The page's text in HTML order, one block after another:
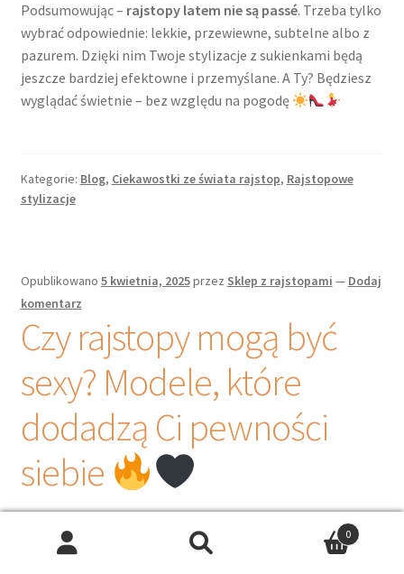
Podsumowując – rajstopy latem nie są passé. Trzeba tylko
wybrać odpowiednie: lekkie, przewiewne, subtelne albo z
pazurem. Dzięki nim Twoje stylizacje z sukienkami będą
jeszcze bardziej efektowne i przemyślane. A Ty? Będziesz
wyglądać świetnie – bez względu na pogodę
Kategorie: Blog, Ciekawostki ze świata rajstop, Rajstopowe
stylizacje
Opublikowano 5 kwietnia, 2025przez Sklep z rajstopami — Dodaj
komentarz
Czy rajstopy mogą być
sexy? Modele, które
dodadzą Ci pewności
siebie
Wyszukiwarka
0